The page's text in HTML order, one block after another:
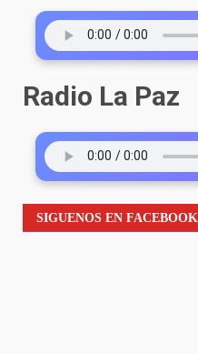
Radio La Paz
SIGUENOS EN FACEBOOK